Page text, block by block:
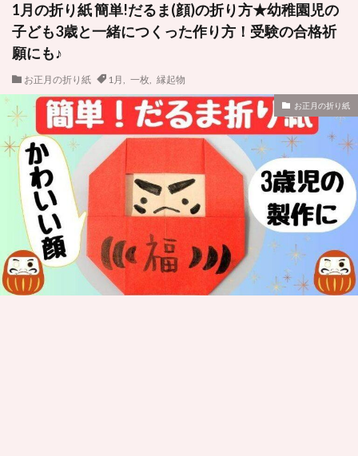
1月の折り紙 簡単!だるま(顔)の折り方★幼稚園児の
子ども3歳と一緒につくった作り方！受験の合格祈
願にも♪
お正月の折り紙 1月 一枚 縁起物
お正月の折り紙